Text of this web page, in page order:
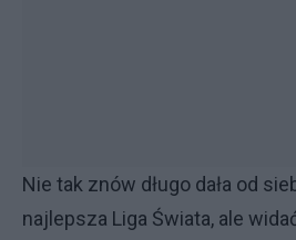
Nie tak znów długo dała od
najlepsza Liga Świata, ale